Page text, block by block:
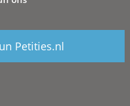
Petities.nl